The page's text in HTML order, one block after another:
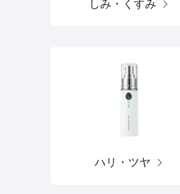
しみ・くすみ
ハリ・ツヤ